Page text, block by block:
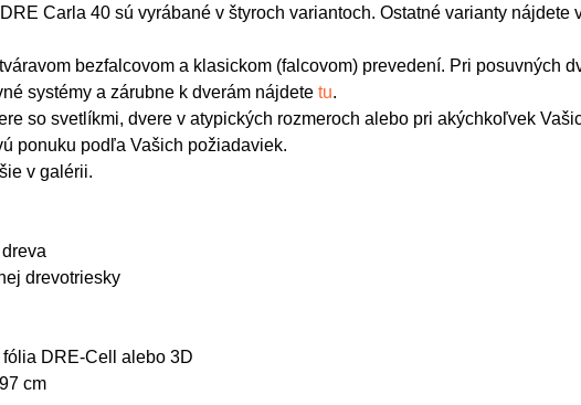
Carla 40 sú vyrábané v štyroch variantoch. Ostatné varianty nájdete
bezfalcovom a klasickom (falcovom) prevedení. Pri posuvných
systémy a zárubne k dverám nájdete tu.
so svetlíkmi, dvere v atypických rozmeroch alebo pri akýchkoľvek
ponuku podľa Vašich požiadaviek.
v galérii.
drevotriesky
DRE-Cell alebo 3D
cm